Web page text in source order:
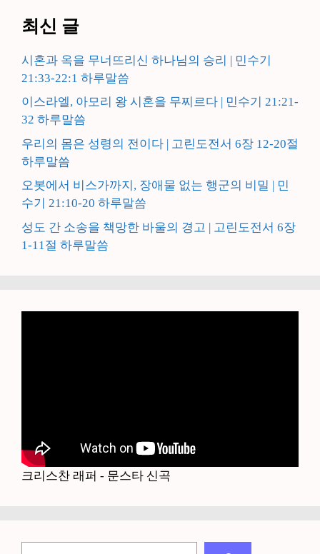
최신 글
시혼과 옥을 무너뜨리신 하나님의 승리 | 민수기
21:33-22:1 하루말씀
이스라엘, 아모리 왕 시혼을 무찌르다 | 민수기 21:21-
32 하루말씀
우리의 몸은 성령의 전이다 | 고린도전서 6장 12-20절
하루말씀
오봇에서 비스가까지, 장애물 없는 행군의 비밀 | 민
수기 21:10-20 하루말씀
성도 간 소송을 책망한 바울의 경고 | 고린도전서 6장
1-11절 하루말씀
크리스찬 래퍼 - 문스타 신곡